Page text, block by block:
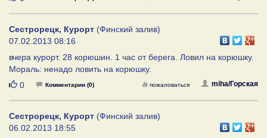
Сестрорецк, Курорт (Финский залив)
07.02.2013 08:16
вчера курорт. 28 корюшин. 1 час от берега. Ловил на корюшку.
Мораль: ненадо ловить на корюшку.
Нравится
0 Комментарии (0) miha/Горская
пожаловаться
Сестрорецк, Курорт (Финский залив)
06.02.2013 18:55